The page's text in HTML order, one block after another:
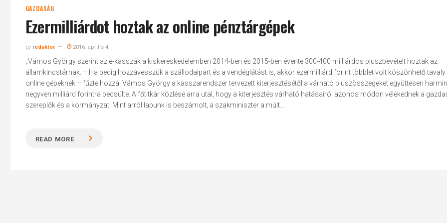
GAZDASÁG
Ezermilliárdot hoztak az online pénztárgépek
by redaktor 2016. április 4.
„Vámos György szerint az e-kasszák a kiskereskedelemben 2014-ben és 2015-ben évente 300-400 milliárdos pluszbevételt hoztak az
államkincstárnak. – Ha pedig hozzávesszük a szállodaipart és a vendéglátást is, akkor ezermilliárd forint többlet volt köszönhető tavaly
online gépeknek – fűzte hozzá. Vámos György a kasszarendszer tervezett kiterjesztésétől a várható pluszösszegeket együttesen
negyven milliárd forintra becsülte. A főtitkár közlése arra utal, hogy a kiterjesztés várható hatásairól azonos módon vélekednek a
szereplők és a kormányzat. Mint arról lapunk is beszámolt, a szakminiszter a múlt...
READ MORE